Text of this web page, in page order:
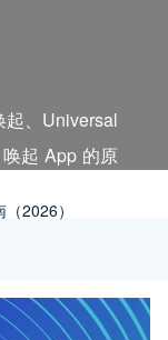
起、Universal
起 App 的原
2026）